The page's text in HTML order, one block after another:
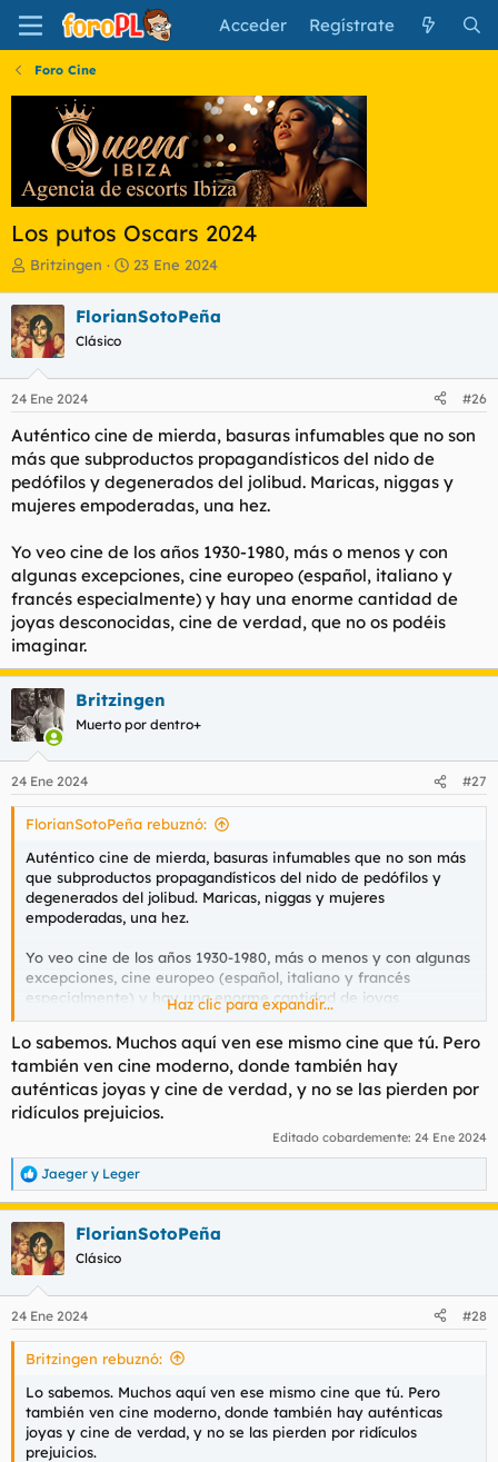
Acceder Regístrate
Foro Cine
Los putos Oscars 2024
I
i
c
i
a
d
o
d
e
l
t
Britzingen
F
h
e
i
c
i
o
23 Ene 2024
FlorianSotoPeña
Clásico
24 Ene 2024 #26
Auténtico cine de mierda, basuras infumables que no son
más que subproductos propagandísticos del nido de
pedófilos y degenerados del jolibud. Maricas, niggas y
mujeres empoderadas, una hez.
Yo veo cine de los años 1930-1980, más o menos y con
algunas excepciones, cine europeo (español, italiano y
francés especialmente) y hay una enorme cantidad de
joyas desconocidas, cine de verdad, que no os podéis
imaginar.
Britzingen
Muerto por dentro+
24 Ene 2024 #27
FlorianSotoPeña rebuznó:
Auténtico cine de mierda, basuras infumables que no son más
que subproductos propagandísticos del nido de pedófilos y
degenerados del jolibud. Maricas, niggas y mujeres
empoderadas, una hez.
Yo veo cine de los años 1930-1980, más o menos y con algunas
excepciones, cine europeo (español, italiano y francés
especialmente) y hay una enorme cantidad de joyas
desconocidas, cine de verdad, que no os podéis imaginar.
Haz clic para expandir...
Lo sabemos. Muchos aquí ven ese mismo cine que tú. Pero
también ven cine moderno, donde también hay
auténticas joyas y cine de verdad, y no se las pierden por
ridículos prejuicios.
Editado cobardemente: 24 Ene 2024
R
e
a
c
c
i
e
s
Jaeger y Leger
FlorianSotoPeña
Clásico
24 Ene 2024 #28
Britzingen rebuznó:
Lo sabemos. Muchos aquí ven ese mismo cine que tú. Pero
también ven cine moderno, donde también hay auténticas
joyas y cine de verdad, y no se las pierden por ridículos
prejuicios.